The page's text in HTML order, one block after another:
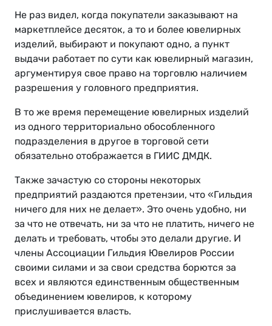
Не раз видел, когда покупатели заказывают на
маркетплейсе десяток, а то и более ювелирных
изделий, выбирают и покупают одно, а пункт
выдачи работает по сути как ювелирный магазин,
аргументируя свое право на торговлю наличием
разрешения у головного предприятия.
В то же время перемещение ювелирных изделий
из одного территориально обособленного
подразделения в другое в торговой сети
обязательно отображается в ГИИС ДМДК.
Также зачастую со стороны некоторых
предприятий раздаются претензии, что «Гильдия
ничего для них не делает». Это очень удобно, ни
за что не отвечать, ни за что не платить, ничего не
делать и требовать, чтобы это делали другие. И
члены Ассоциации Гильдия Ювелиров России
своими силами и за свои средства борются за
всех и являются единственным общественным
объединением ювелиров, к которому
прислушивается власть.